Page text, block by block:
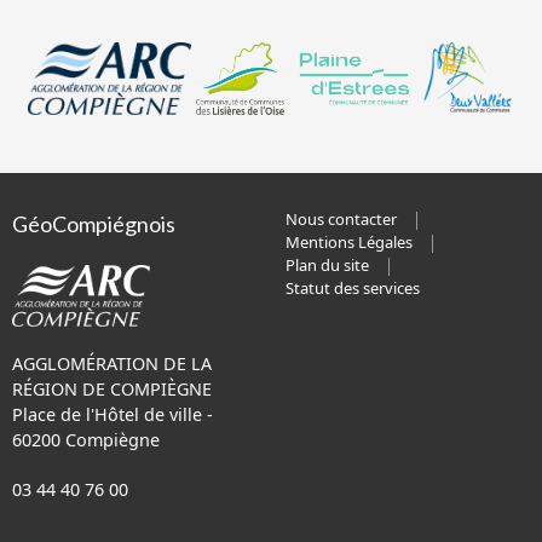
GéoCompiégnois
AGGLOMÉRATION DE LA
RÉGION DE COMPIÈGNE
Place de l'Hôtel de ville -
60200 Compiègne
03 44 40 76 00
Nous contacter
Mentions Légales
Plan du site
Statut des services